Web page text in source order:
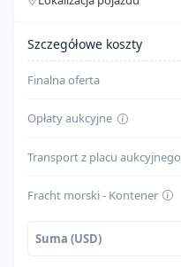
Cylindry
System bezpieczeństwa
Skrzynia biegów
Napęd
Kolor karoserii
Szczegóły kosztów
Szczegółowe koszty
Finalna oferta
Opłaty aukcyjne
Transport z placu aukcyjnego
Fracht morski - Kontener
Suma (USD)